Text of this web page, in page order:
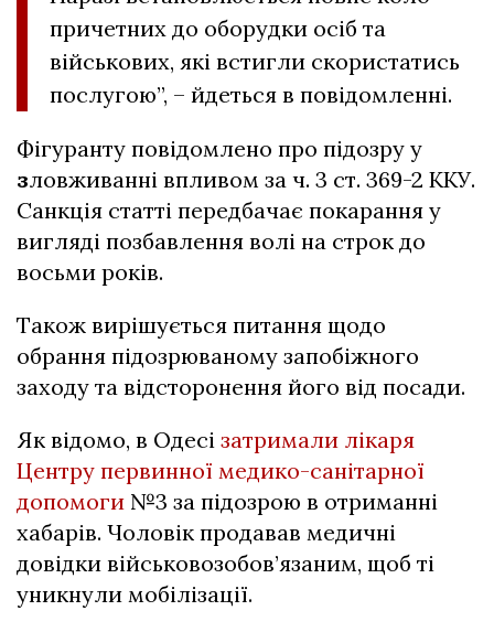
причетних до оборудки осіб та
військових, які встигли скористатись
послугою”, – йдеться в повідомленні.
Фігуранту повідомлено про підозру у
зловживанні впливом за ч. 3 ст. 369-2 ККУ.
Санкція статті передбачає покарання у
вигляді позбавлення волі на строк до
восьми років.
Також вирішується питання щодо
обрання підозрюваному запобіжного
заходу та відсторонення його від посади.
Як відомо, в Одесі затримали лікаря
Центру первинної медико-санітарної
допомоги №3 за підозрою в отриманні
хабарів. Чоловік продавав медичні
довідки військовозобов’язаним, щоб ті
уникнули мобілізації.